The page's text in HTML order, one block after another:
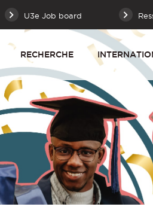
U3e Job board
RECHERCHE